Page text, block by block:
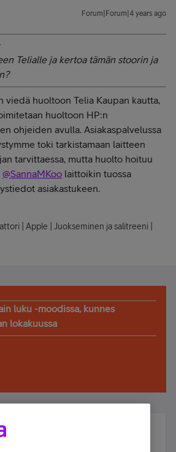
Forum|Forum|4 years ago
Telialle ja kertoa tämän stoorin ja
viedä huoltoon Telia Kaupan kautta,
huoltoon HP:n
ohjeiden avulla. Asiakaspalvelussa
toki tarkistamaan laitteen
tarvittaessa, mutta huolto hoituu
@SannaMKoo laittoikin tuossa
asiakastukeen.
| Apple | Juokseminen ja salitreeni |
luku -moodissa, kunnes
lokakuussa
osallistu ja voita!